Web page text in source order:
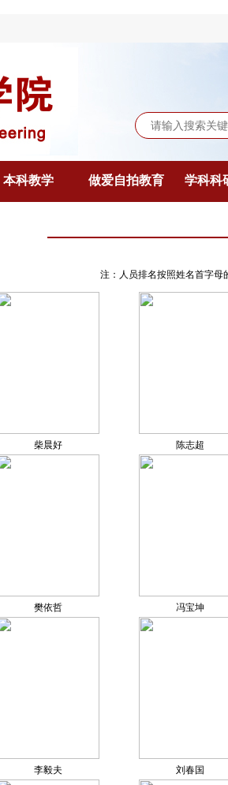
本科教学 做爱自拍教育 学科科
注：人员排名按照姓名首字母
柴晨好 陈志超
樊依哲 冯宝坤
李毅夫 刘春国